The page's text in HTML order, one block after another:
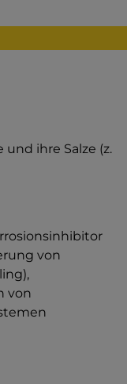
Symbol
ihre Salze (z.
von
von